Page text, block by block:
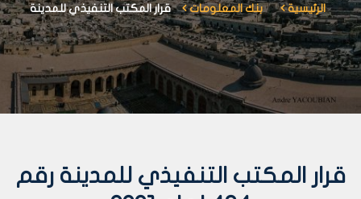
الرئيسية بنك المعلومات قرار المكتب التنفيذي للمدينة
قرار المكتب التنفيذي للمدينة رقم